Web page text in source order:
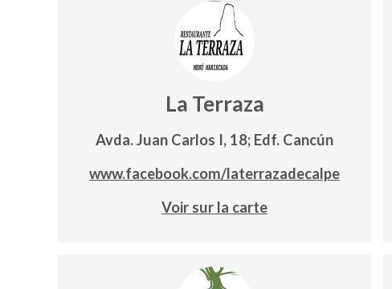
La Terraza
Avda. Juan Carlos I, 18; Edf. Cancún
www.facebook.com/laterrazadecalpe
Voir sur la carte